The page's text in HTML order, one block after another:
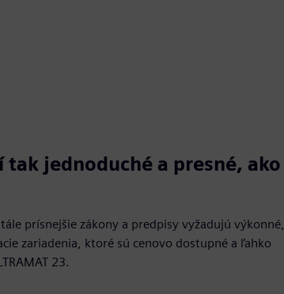
jednoduché a presné, ako
prísnejšie zákony a predpisy vyžadujú výkonné,
zariadenia, ktoré sú cenovo dostupné a ľahko
23.